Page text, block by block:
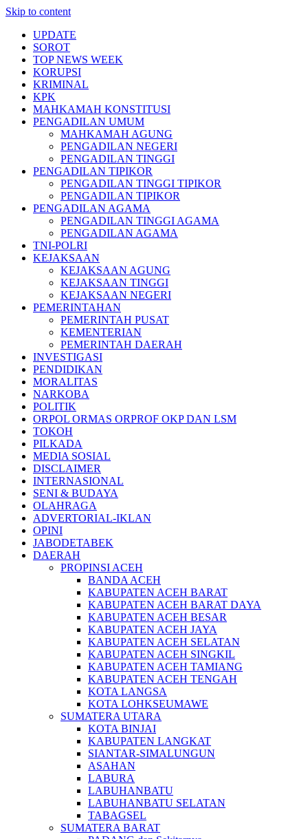
Skip to content
UPDATE
SOROT
TOP NEWS WEEK
KORUPSI
KRIMINAL
KPK
MAHKAMAH KONSTITUSI
PENGADILAN UMUM
MAHKAMAH AGUNG
PENGADILAN NEGERI
PENGADILAN TINGGI
PENGADILAN TIPIKOR
PENGADILAN TINGGI TIPIKOR
PENGADILAN TIPIKOR
PENGADILAN AGAMA
PENGADILAN TINGGI AGAMA
PENGADILAN AGAMA
TNI-POLRI
KEJAKSAAN
KEJAKSAAN AGUNG
KEJAKSAAN TINGGI
KEJAKSAAN NEGERI
PEMERINTAHAN
PEMERINTAH PUSAT
KEMENTERIAN
PEMERINTAH DAERAH
INVESTIGASI
PENDIDIKAN
MORALITAS
NARKOBA
POLITIK
ORPOL ORMAS ORPROF OKP DAN LSM
TOKOH
PILKADA
MEDIA SOSIAL
DISCLAIMER
INTERNASIONAL
SENI & BUDAYA
OLAHRAGA
ADVERTORIAL-IKLAN
OPINI
JABODETABEK
DAERAH
PROPINSI ACEH
BANDA ACEH
KABUPATEN ACEH BARAT
KABUPATEN ACEH BARAT DAYA
KABUPATEN ACEH BESAR
KABUPATEN ACEH JAYA
KABUPATEN ACEH SELATAN
KABUPATEN ACEH SINGKIL
KABUPATEN ACEH TAMIANG
KABUPATEN ACEH TENGAH
KOTA LANGSA
KOTA LOHKSEUMAWE
SUMATERA UTARA
KOTA BINJAI
KABUPATEN LANGKAT
SIANTAR-SIMALUNGUN
ASAHAN
LABURA
LABUHANBATU
LABUHANBATU SELATAN
TABAGSEL
SUMATERA BARAT